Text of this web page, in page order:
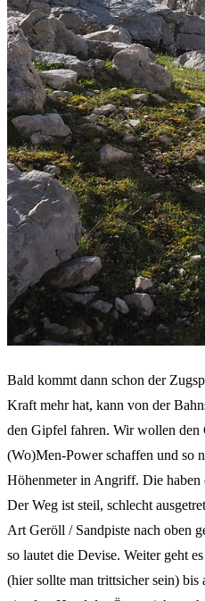
Bald kommt dann schon der
Kraft mehr hat, kann von der
den Gipfel fahren. Wir wollen den
(Wo)Men-Power schaffen und so
Höhenmeter in Angriff. Die haben
Der Weg ist steil, schlecht
Art Geröll / Sandpiste nach oben
so lautet die Devise. Weiter geht
(hier sollte man trittsicher sein)